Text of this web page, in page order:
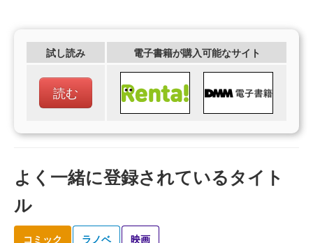
試し読み 電子書籍が購入可能なサイト
読む
よく一緒に登録されているタイト
ル
コミック ラノベ 映画